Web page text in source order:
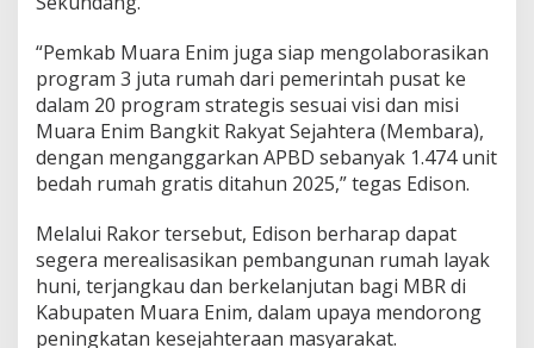
“Pemkab Muara Enim juga siap mengolaborasikan
program 3 juta rumah dari pemerintah pusat ke
dalam 20 program strategis sesuai visi dan misi
Muara Enim Bangkit Rakyat Sejahtera (Membara),
dengan menganggarkan APBD sebanyak 1.474 unit
bedah rumah gratis ditahun 2025,” tegas Edison.
Melalui Rakor tersebut, Edison berharap dapat
segera merealisasikan pembangunan rumah layak
huni, terjangkau dan berkelanjutan bagi MBR di
Kabupaten Muara Enim, dalam upaya mendorong
peningkatan kesejahteraan masyarakat.